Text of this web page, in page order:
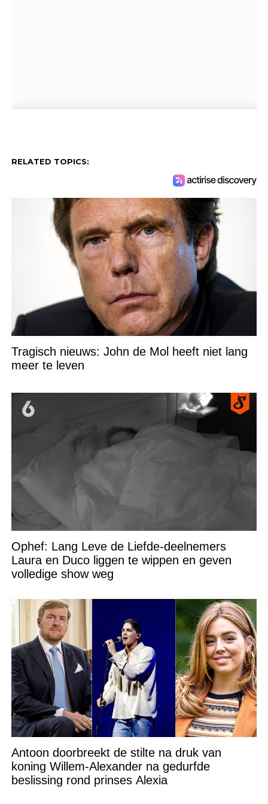
RELATED TOPICS:
Tragisch nieuws: John de Mol heeft niet lang
meer te leven
Ophef: Lang Leve de Liefde-deelnemers
Laura en Duco liggen te wippen en geven
volledige show weg
Antoon doorbreekt de stilte na druk van
koning Willem-Alexander na gedurfde
beslissing rond prinses Alexia